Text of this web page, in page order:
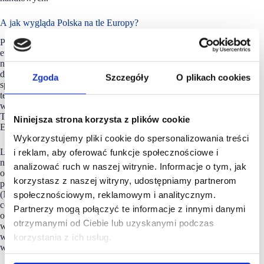
Zgoda Szczegóły O plikach cookies
Niniejsza strona korzysta z plików cookie
Wykorzystujemy pliki cookie do spersonalizowania treści
i reklam, aby oferować funkcje społecznościowe i
analizować ruch w naszej witrynie. Informacje o tym, jak
korzystasz z naszej witryny, udostępniamy partnerom
społecznościowym, reklamowym i analitycznym.
Partnerzy mogą połączyć te informacje z innymi danymi
otrzymanymi od Ciebie lub uzyskanymi podczas
korzystania z ich usług.
A jak wygląda Polska na tle Europy?
Polska potwierdza wiele trendów zarysowanych w raporcie
europejskim, choć zachowuje swoją specyfikę. Żywność,
napoje i wyroby tytoniowe to najsilniejsza kategoria handlu
detalicznego w naszym kraju, odpowiadająca za 25,7%
sprzedaży detalicznej w 2025 r. Jednocześnie produkty
te najrzadziej trafiają do koszyków online – udział e-grocery
w ubiegłym roku oscylował średnio wokół 0,9% miesięcznie.
To wynik znacznie niższy od prognozowanej średniej dla
Europy.
Lokalny rynek, podobnie jak europejski, stawia
na multiformatowość. Sieci takie jak Auchan i Carrefour
operują w Polsce na wielu poziomach: od hipermarketów,
przez supermarkety (1000-2000 m kw.) i sklepy osiedlowe
(MojeAuchan, Globi, Express), aż po formaty ultra-
convenience na stacjach paliw. Dane GUS potwierdzają odwrót
od dużych powierzchni sklepowych: na koniec 2024 r.
w Polsce działało 545 hipermarketów (spadek o 1 placówkę
względem 2020 r.) oraz 10 647 supermarketów, których liczba
w tym samym okresie wzrosła aż o 2477 obiektów.